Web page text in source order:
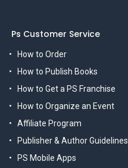
Ps Customer Service
How to Order
How to Publish Books
How to Get a PS Franchise
How to Organize an Event
Affiliate Program
Publisher & Author Guidelines
PS Mobile Apps